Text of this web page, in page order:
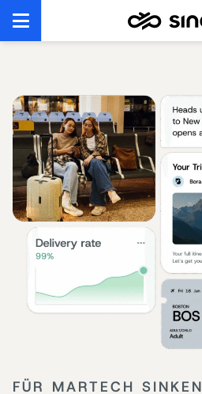
FÜR MARTECH SINKEN